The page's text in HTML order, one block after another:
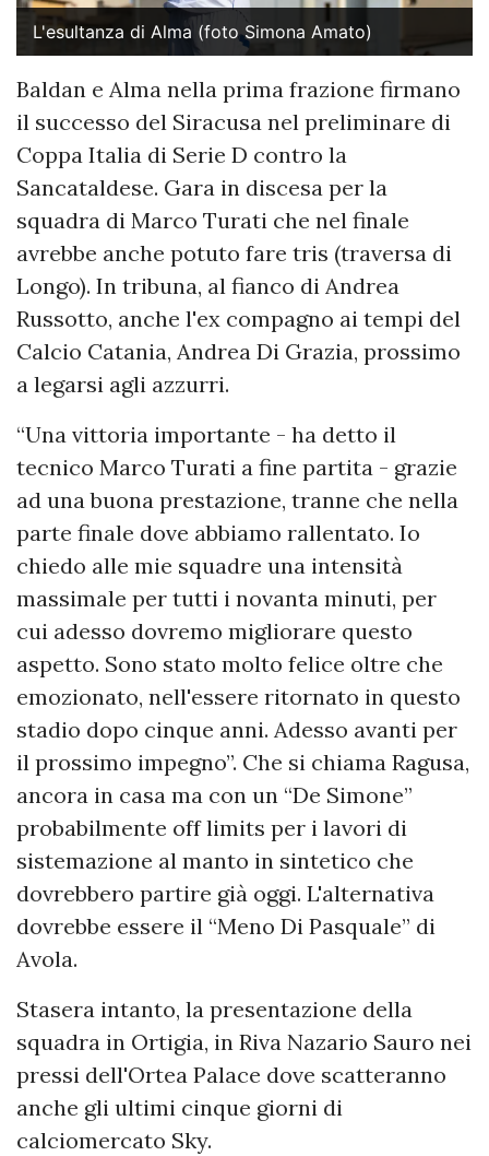
L'esultanza di Alma (foto Simona Amato)
Baldan e Alma nella prima frazione firmano
il successo del Siracusa nel preliminare di
Coppa Italia di Serie D contro la
Sancataldese. Gara in discesa per la
squadra di Marco Turati che nel finale
avrebbe anche potuto fare tris (traversa di
Longo). In tribuna, al fianco di Andrea
Russotto, anche l'ex compagno ai tempi del
Calcio Catania, Andrea Di Grazia, prossimo
a legarsi agli azzurri.
“Una vittoria importante - ha detto il
tecnico Marco Turati a fine partita - grazie
ad una buona prestazione, tranne che nella
parte finale dove abbiamo rallentato. Io
chiedo alle mie squadre una intensità
massimale per tutti i novanta minuti, per
cui adesso dovremo migliorare questo
aspetto. Sono stato molto felice oltre che
emozionato, nell'essere ritornato in questo
stadio dopo cinque anni. Adesso avanti per
il prossimo impegno”. Che si chiama Ragusa,
ancora in casa ma con un “De Simone”
probabilmente off limits per i lavori di
sistemazione al manto in sintetico che
dovrebbero partire già oggi. L'alternativa
dovrebbe essere il “Meno Di Pasquale” di
Avola.
Stasera intanto, la presentazione della
squadra in Ortigia, in Riva Nazario Sauro nei
pressi dell'Ortea Palace dove scatteranno
anche gli ultimi cinque giorni di
calciomercato Sky.